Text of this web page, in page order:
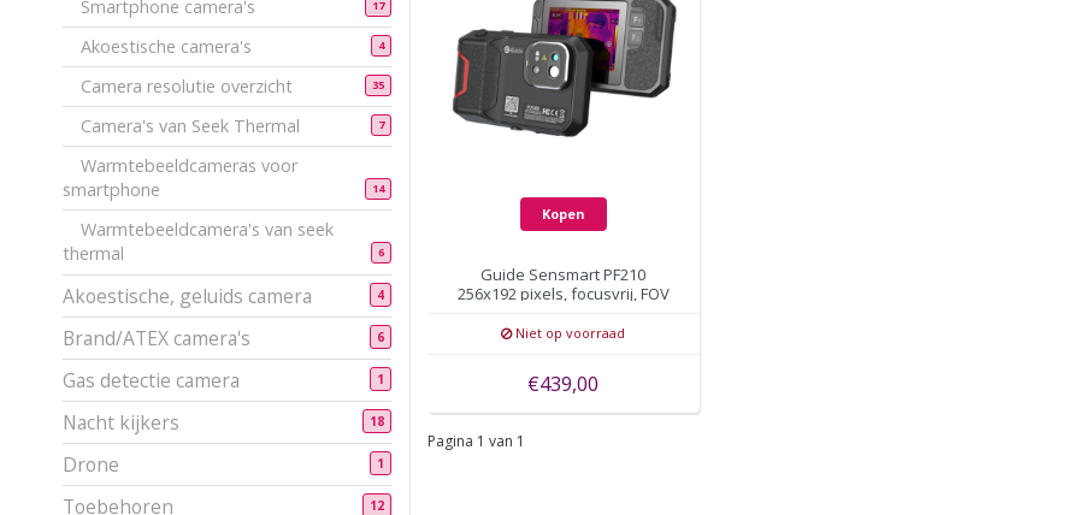
Smartphone camera's 17
Akoestische camera's 4
Camera resolutie overzicht 35
Camera's van Seek Thermal 7
Warmtebeeldcameras voor
smartphone
14
Warmtebeeldcamera's van seek
thermal
6
Akoestische, geluids camera 4
Brand/ATEX camera's 6
Gas detectie camera 1
Nacht kijkers 18
Drone 1
Toebehoren 12
Kopen
Guide Sensmart PF210
256x192 pixels, focusvrij, FOV
Niet op voorraad
€439,00
Pagina 1 van 1